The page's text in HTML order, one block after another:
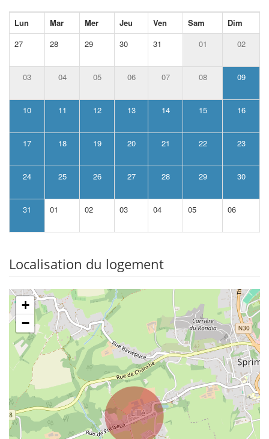
Lun Mar Mer Jeu Ven Sam
Dim
27
28 29 30 31 01 02
03 04 05 06 07 08 09
10 11 12 13 14 15 16
17 18 19 20 21 22 23
24 25 26 27 28 29 30
31 01 02 03 04 05 06
Localisation du logement
+
−